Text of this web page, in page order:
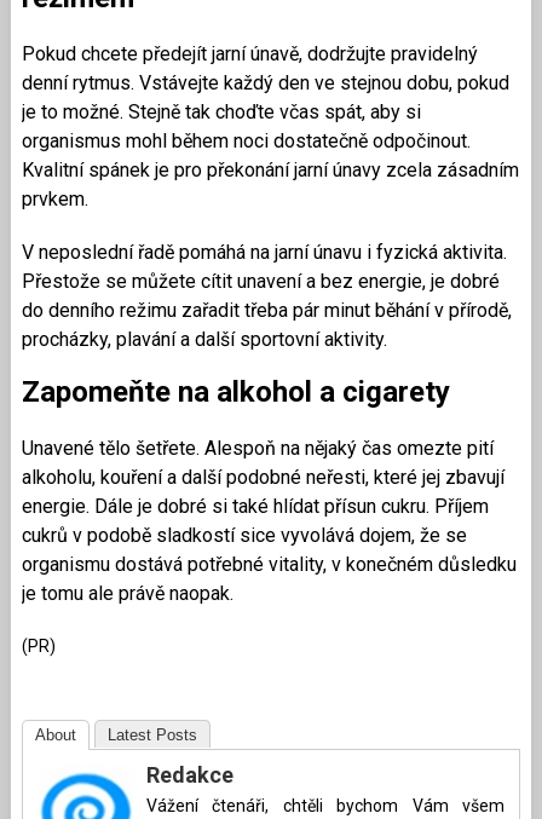
Pokud chcete předejít jarní únavě, dodržujte pravidelný
denní rytmus. Vstávejte každý den ve stejnou dobu, pokud
je to možné. Stejně tak choďte včas spát, aby si
organismus mohl během noci dostatečně odpočinout.
Kvalitní spánek je pro překonání jarní únavy zcela zásadním
prvkem.
V neposlední řadě pomáhá na jarní únavu i fyzická aktivita.
Přestože se můžete cítit unavení a bez energie, je dobré
do denního režimu zařadit třeba pár minut běhání v přírodě,
procházky, plavání a další sportovní aktivity.
Zapomeňte na alkohol a cigarety
Unavené tělo šetřete. Alespoň na nějaký čas omezte pití
alkoholu, kouření a další podobné neřesti, které jej zbavují
energie. Dále je dobré si také hlídat přísun cukru. Příjem
cukrů v podobě sladkostí sice vyvolává dojem, že se
organismu dostává potřebné vitality, v konečném důsledku
je tomu ale právě naopak.
(PR)
About Latest Posts
Redakce
Vážení čtenáři, chtěli bychom Vám všem